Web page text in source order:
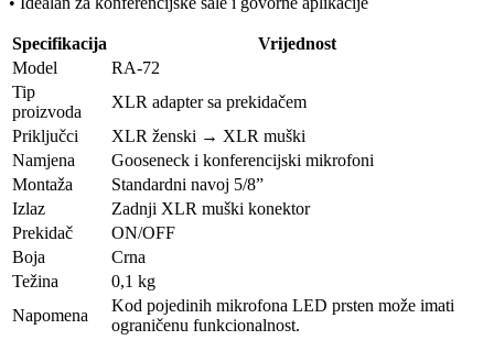
Specifikacija
Vrijednost
Model
RA-72
Tip
proizvoda
XLR adapter sa prekidačem
Priključci
XLR ženski → XLR muški
Namjena
Gooseneck i konferencijski mikrofoni
Montaža
Standardni navoj 5/8”
Izlaz
Zadnji XLR muški konektor
Prekidač
ON/OFF
Boja
Crna
Težina
0,1 kg
Napomena
Kod pojedinih mikrofona LED prsten može imati
ograničenu funkcionalnost.